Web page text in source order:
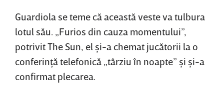
Guardiola se teme că această veste va tulbura
lotul său. „Furios din cauza momentului”,
potrivit The Sun, el şi-a chemat jucătorii la o
conferinţă telefonică „târziu în noapte” şi şi-a
confirmat plecarea.